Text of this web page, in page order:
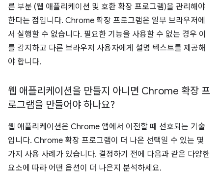
른 부분 (웹 애플리케이션 및 호환 확장 프로그램)을 관리해야
한다는 점입니다. Chrome 확장 프로그램은 일부 브라우저에
서 실행할 수 없습니다. 필요한 기능을 사용할 수 없는 경우 이
를 감지하고 다른 브라우저 사용자에게 설명 텍스트를 제공해
야 합니다.
웹 애플리케이션을 만들지 아니면 Chrome 확장 프
로그램을 만들어야 하나요?
웹 애플리케이션은 Chrome 앱에서 이전할 때 선호되는 기술
입니다. Chrome 확장 프로그램이 더 나은 선택일 수 있는 몇
가지 사용 사례가 있습니다. 결정하기 전에 다음과 같은 다양한
요소에 따라 어떤 옵션이 더 나은지 분석하세요.